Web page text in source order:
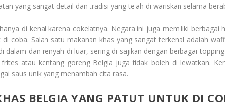
yang sangat detail dan tradisi yang telah di wariskan selama
di kenal karena cokelatnya. Negara ini juga memiliki berbagai
coba. Salah satu makanan khas yang sangat terkenal adalah
dalam dan renyah di luar, sering di sajikan dengan berbagai
atau kentang goreng Belgia juga tidak boleh di lewatkan.
saus unik yang menambah cita rasa.
BELGIA YANG PATUT UNTUK DI